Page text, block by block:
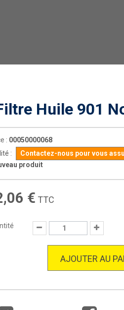
Huile 901
: 00050000068
:
Contactez-nous pour vous
produit
€ TTC
AJOUTER AU